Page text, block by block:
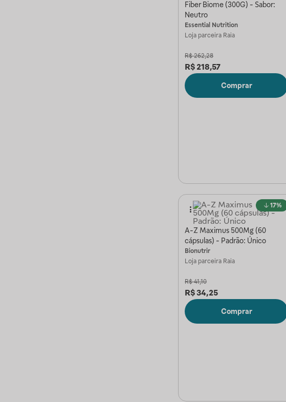
Fiber Biome (300G) - Sabor:
Neutro
Essential Nutrition
Loja parceira Raia
R$ 262,28
R$ 218,57
Comprar
17%
A-Z Maximus 500Mg (60
cápsulas) - Padrão: Único
Bionutrir
Loja parceira Raia
R$ 41,10
R$34,25
Comprar